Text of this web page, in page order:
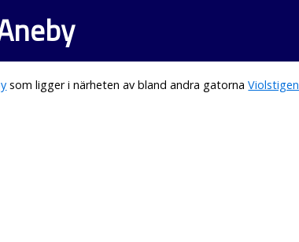
som ligger i närheten av bland andra gatornaViolstigen